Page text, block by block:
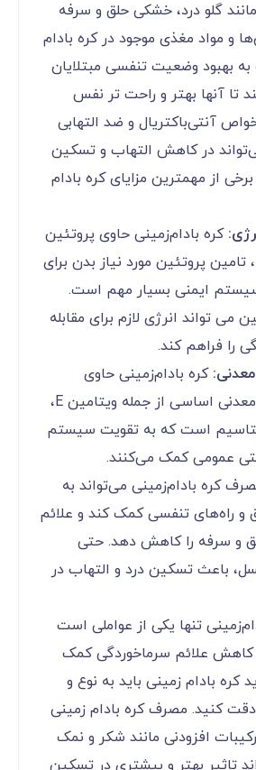
گلو درد، خشکی حلق و سرفه
و مواد مغذی موجود در کره بادام
بهبود وضعیت تنفسی مبتلایان
تا آنها بهتر و راحت تر نفس
آنتی‌باکتریال و ضد التهابی
در کاهش التهاب و تسکین
از مهمترین مزایای کره بادام
کره بادام‌زمینی حاوی پروتئین
پروتئین مورد نیاز بدن برای
ایمنی بسیار مهم است.
می تواند انرژی لازم برای مقابله
را فراهم کند.
معدنی:کره بادام‌زمینی حاوی
ویتامین‌ها و مواد معدنی اساسی از جمله ویتامین E،
پتاسیم است که به تقویت سیستم
عمومی کمک می‌کنند.
کره بادام‌زمینی می‌تواند به
و راه‌های تنفسی کمک کند و علائم
و سرفه را کاهش دهد. حتی
باعث تسکین درد و التهاب در
تنها یکی از عواملی است
علائم سرماخوردگی کمک
کره بادام زمینی باید به نوع و
کنید. مصرف کره بادام زمینی
افزودنی مانند شکر و نمک
تاثیر بهتر و بیشتری در تسکین